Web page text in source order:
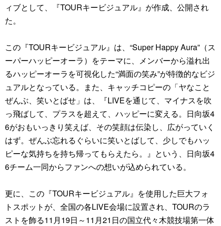
ィブとして、『TOURキービジュアル』が作成、公開され
た。
この『TOURキービジュアル』は、“Super Happy Aura”（ス
ーパーハッピーオーラ）をテーマに、メンバーから溢れ出
るハッピーオーラを可視化した“満面の笑み”が特徴的なビジ
ュアルとなっている。また、キャッチコピーの「ヤなこと
ぜんぶ、笑いとばせ」は、『LIVEを通じて、マイナスを吹
っ飛ばして、プラスを超えて、ハッピーに変える。日向坂4
6がおもいっきり笑えば、その笑顔は伝染し、広がっていく
はず。ぜんぶ忘れるぐらいに笑いとばして、少しでもハッ
ピーな気持ちを持ち帰ってもらえたら。』という、日向坂4
6チーム一同からファンへの想いが込められている。
更に、この『TOURキービジュアル』を使用した巨大フォ
トスポットが、全国の各LIVE会場に設置され、TOURのラ
ストを飾る11月19日～11月21日の国立代々木競技場第一体